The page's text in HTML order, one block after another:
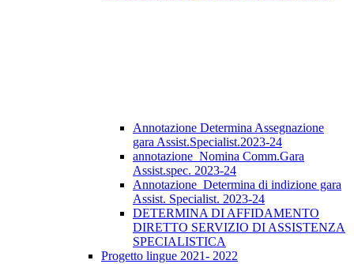
Annotazione Determina Assegnazione
gara Assist.Specialist.2023-24
annotazione_Nomina Comm.Gara
Assist.spec. 2023-24
Annotazione_Determina di indizione gara
Assist. Specialist. 2023-24
DETERMINA DI AFFIDAMENTO
DIRETTO SERVIZIO DI ASSISTENZA
SPECIALISTICA
Progetto lingue 2021- 2022